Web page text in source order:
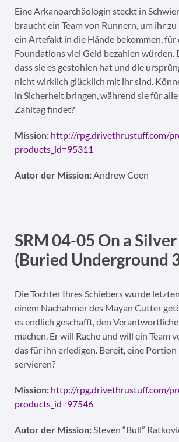
Eine Arkanoarchäologin steckt in
braucht ein Team von Runnern, um ihr zu
ein Artefakt in die Hände bekommen, für
Foundations viel Geld bezahlen würden.
dass sie es gestohlen hat und die
nicht wirklich glücklich mit ihr sind.
in Sicherheit bringen, während sie für
Zahltag findet?
Mission: http://rpg.drivethrustuff.com/
products_id=95311
Autor der Mission:Andrew Coen
SRM 04-05 On a
(Buried Underground
Die Tochter Ihres Schiebers wurde
einem Nachahmer des Mayan Cutter
es endlich geschafft, den
machen. Er will Rache und will ein Team
das für ihn erledigen. Bereit, eine Portion
servieren?
Mission: http://rpg.drivethrustuff.com/
products_id=97546
Autor der Mission:Steven “Bull”